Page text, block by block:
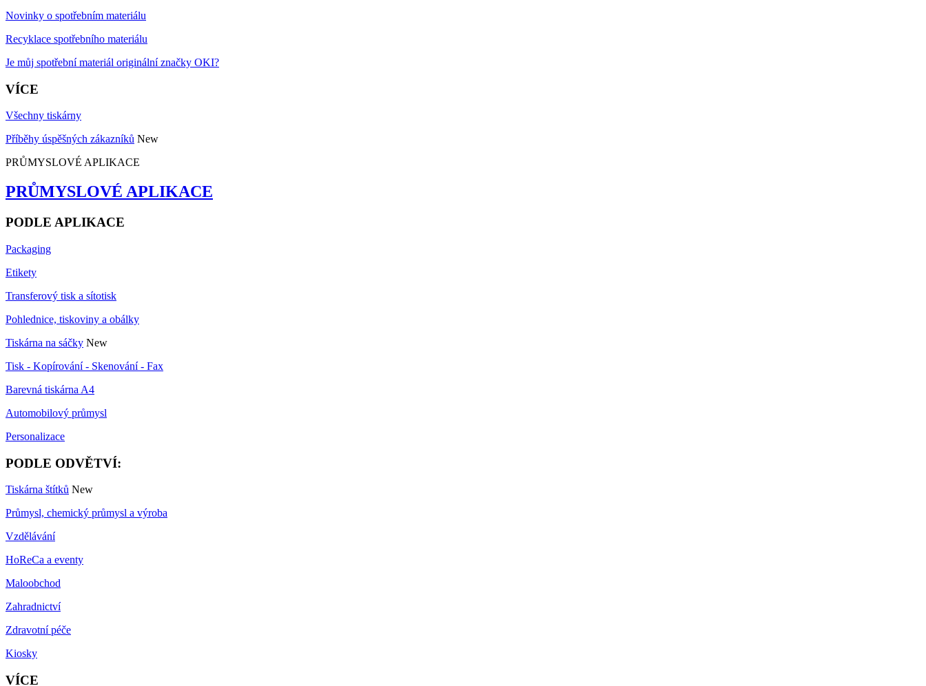
Novinky o spotřebním materiálu
Recyklace spotřebního materiálu
Je můj spotřební materiál originální značky OKI?
VÍCE
Všechny tiskárny
Příběhy úspěšných zákazníků New
PRŮMYSLOVÉ APLIKACE
PRŮMYSLOVÉ APLIKACE
PODLE APLIKACE
Packaging
Etikety
Transferový tisk a sítotisk
Pohlednice, tiskoviny a obálky
Tiskárna na sáčky New
Tisk - Kopírování - Skenování - Fax
Barevná tiskárna A4
Automobilový průmysl
Personalizace
PODLE ODVĚTVÍ:
Tiskárna štítků New
Průmysl, chemický průmysl a výroba
Vzdělávání
HoReCa a eventy
Maloobchod
Zahradnictví
Zdravotní péče
Kiosky
VÍCE